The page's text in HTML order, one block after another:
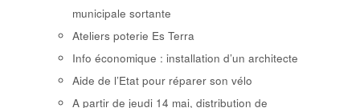
municipale sortante
Ateliers poterie Es Terra
Info économique : installation d’un architecte
Aide de l’Etat pour réparer son vélo
A partir de jeudi 14 mai, distribution de